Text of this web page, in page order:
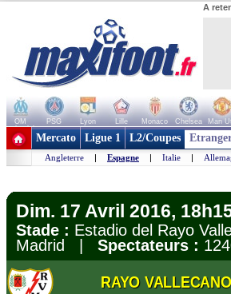
A
OM PSG Lyon Lille Monaco Chelsea Man
+ de clubs
Mercato Ligue 1 L2/Coupes
Angleterre | Espagne | Italie |
Dim. 17 Avril 2016,
Stade : Estadio del Rayo
Madrid | Spectateurs :
RAYO VALLECANO